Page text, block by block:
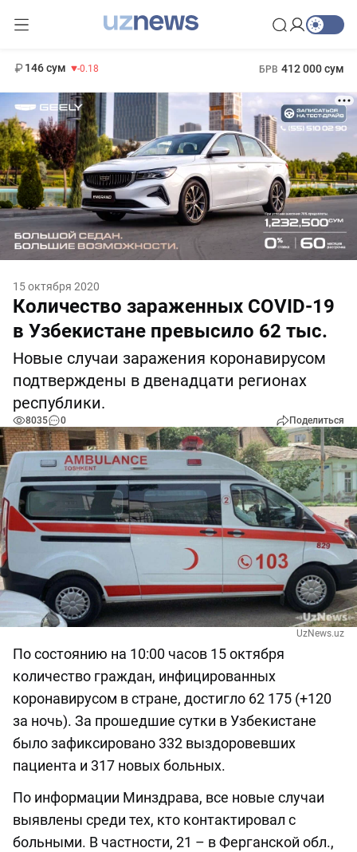
146 сум -0.18 БРВ 412 000 сум
15 октября 2020
Количество зараженных COVID-19
в Узбекистане превысило 62 тыс.
Новые случаи заражения коронавирусом
подтверждены в двенадцати регионах
республики.
8035 0 Поделиться
UzNews.uz
По состоянию на 10:00 часов 15 октября
количество граждан, инфицированных
коронавирусом в стране, достигло 62 175 (+120
за ночь). За прошедшие сутки в Узбекистане
было зафиксировано 332 выздоровевших
пациента и 317 новых больных.
По информации Минздрава, все новые случаи
выявлены среди тех, кто контактировал с
больными. В частности, 21 – в Ферганской обл.,